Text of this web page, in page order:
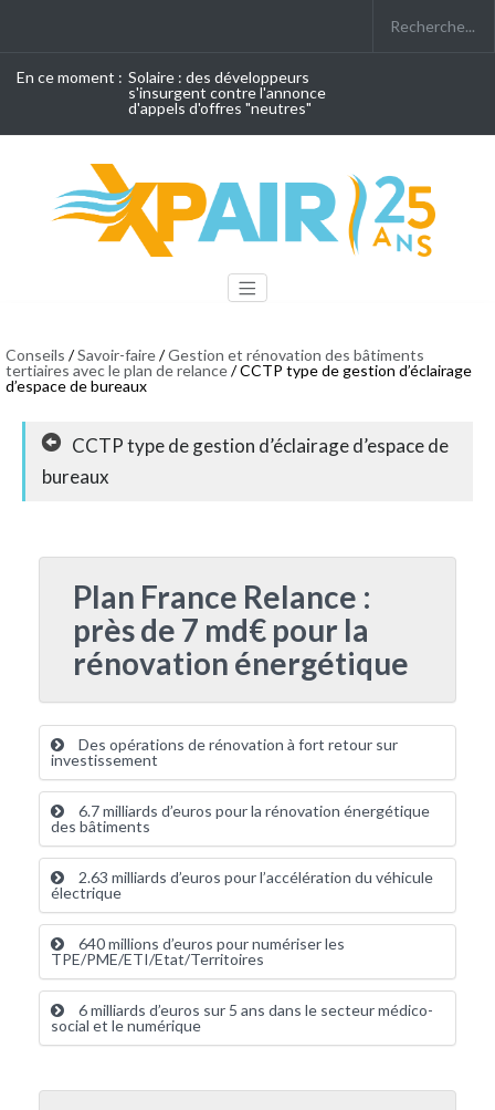
En ce moment : Solaire : des développeurs
s'insurgent contre l'annonce
d'appels d'offres "neutres"
Conseils /Savoir-faire/Gestion et rénovation des bâtiments
tertiaires avec le plan de relance/ CCTP type de gestion d’éclairage
d’espace de bureaux
CCTP type de gestion d’éclairage d’espace de
bureaux
Plan France Relance :
près de 7 md€ pour la
rénovation énergétique
Des opérations de rénovation à fort retour sur
investissement
6.7 milliards d’euros pour la rénovation énergétique
des bâtiments
2.63 milliards d’euros pour l’accélération du véhicule
électrique
640 millions d’euros pour numériser les
TPE/PME/ETI/Etat/Territoires
6 milliards d’euros sur 5 ans dans le secteur médico-
social et le numérique